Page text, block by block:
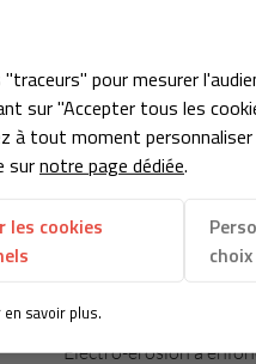
pour mesurer
sur "Accepter tous les
à tout moment
surnotre page dédiée.
les cookies
choix
en savoir plus.Machine précédente
Électro-érosion à